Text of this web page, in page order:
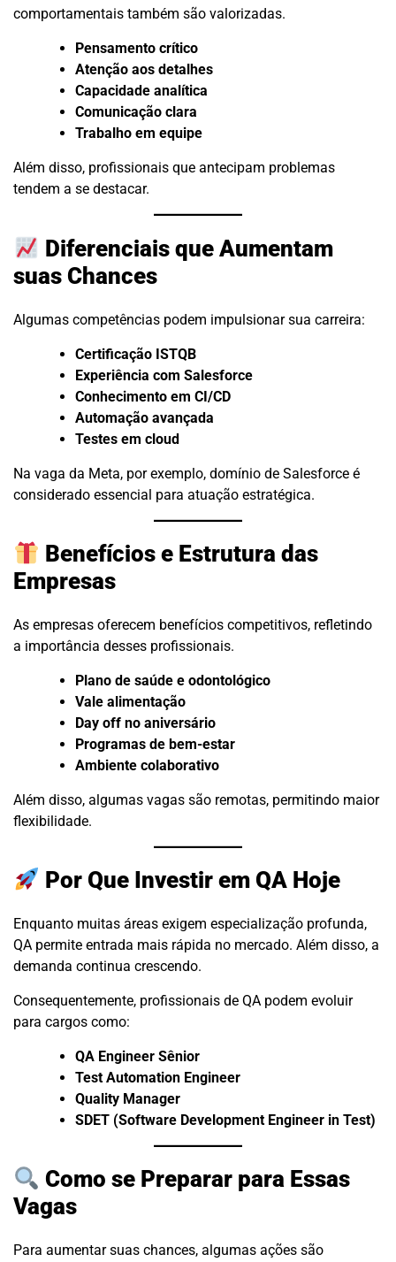
comportamentais também são valorizadas.
Pensamento crítico
Atenção aos detalhes
Capacidade analítica
Comunicação clara
Trabalho em equipe
Além disso, profissionais que antecipam problemas
tendem a se destacar.
Diferenciais que Aumentam
suas Chances
Algumas competências podem impulsionar sua carreira:
Certificação ISTQB
Experiência com Salesforce
Conhecimento em CI/CD
Automação avançada
Testes em cloud
Na vaga da Meta, por exemplo, domínio de Salesforce é
considerado essencial para atuação estratégica.
Benefícios e Estrutura das
Empresas
As empresas oferecem benefícios competitivos, refletindo
a importância desses profissionais.
Plano de saúde e odontológico
Vale alimentação
Day off no aniversário
Programas de bem-estar
Ambiente colaborativo
Além disso, algumas vagas são remotas, permitindo maior
flexibilidade.
Por Que Investir em QA Hoje
Enquanto muitas áreas exigem especialização profunda,
QA permite entrada mais rápida no mercado. Além disso, a
demanda continua crescendo.
Consequentemente, profissionais de QA podem evoluir
para cargos como:
QA Engineer Sênior
Test Automation Engineer
Quality Manager
SDET (Software Development Engineer in Test)
Como se Preparar para Essas
Vagas
Para aumentar suas chances, algumas ações são